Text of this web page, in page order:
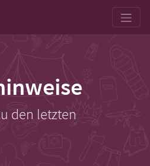
den letzten